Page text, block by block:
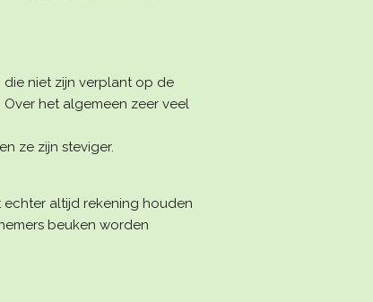
die niet zijn verplant op de
het algemeen zeer veel
ze zijn steviger.
echter altijd rekening houden
beuken worden